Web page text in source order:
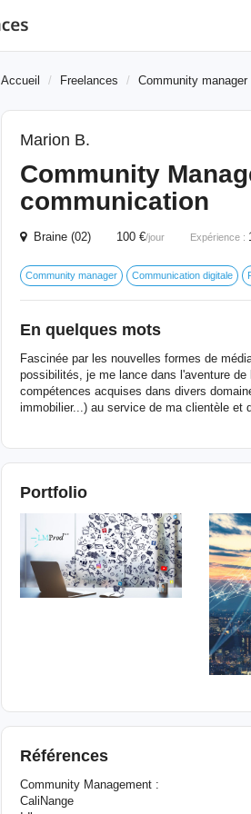
Accueil Freelances Community manager
Marion B.
Community
communication
Braine (02) 100 €/jour Expérience :
Community manager Communication digitale
En quelques mots
Fascinée par les nouvelles formes de
possibilités, je me lance dans l'aventure
compétences acquises dans divers
immobilier...) au service de ma clientèle et
Portfolio
Références
Community Management :
CaliNange